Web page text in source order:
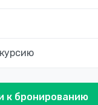
к бронированию